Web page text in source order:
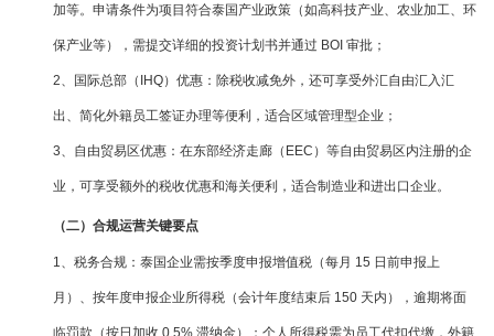
加等。申请条件为项目符合泰国产业政策（如高科技产业、农业加工、环
保产业等），需提交详细的投资计划书并通过 BOI 审批；
2、国际总部（IHQ）优惠：除税收减免外，还可享受外汇自由汇入汇
出、简化外籍员工签证办理等便利，适合区域管理型企业；
3、自由贸易区优惠：在东部经济走廊（EEC）等自由贸易区内注册的企
业，可享受额外的税收优惠和海关便利，适合制造业和进出口企业。
（二）合规运营关键要点
1、税务合规：泰国企业需按季度申报增值税（每月 15 日前申报上
月）、按年度申报企业所得税（会计年度结束后 150 天内），逾期将面
临罚款（按日加收 0.5% 滞纳金）；个人所得税需为员工代扣代缴，外籍